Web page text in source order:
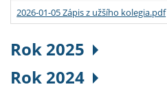
2026-01-05 Zápis z užšího kolegia.pdf
Rok 2025
Rok 2024